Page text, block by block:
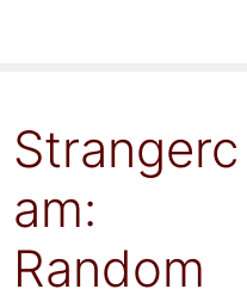
Strangerc
am:
Random